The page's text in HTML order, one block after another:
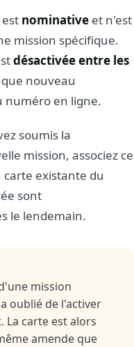
nominative et n'est
mission spécifique.
désactivée entre les
nouveau
numéro en ligne.
soumis la
mission, associez ce
carte existante du
sont
le lendemain.
mission
oublié de l'activer
La carte est alors
amende que